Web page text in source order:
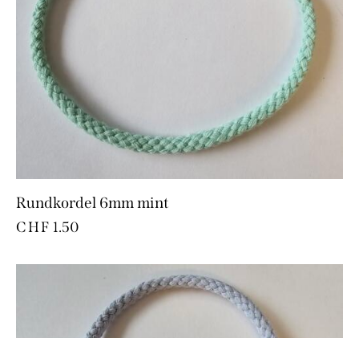
Rundkordel 6mm mint
CHF 1.50